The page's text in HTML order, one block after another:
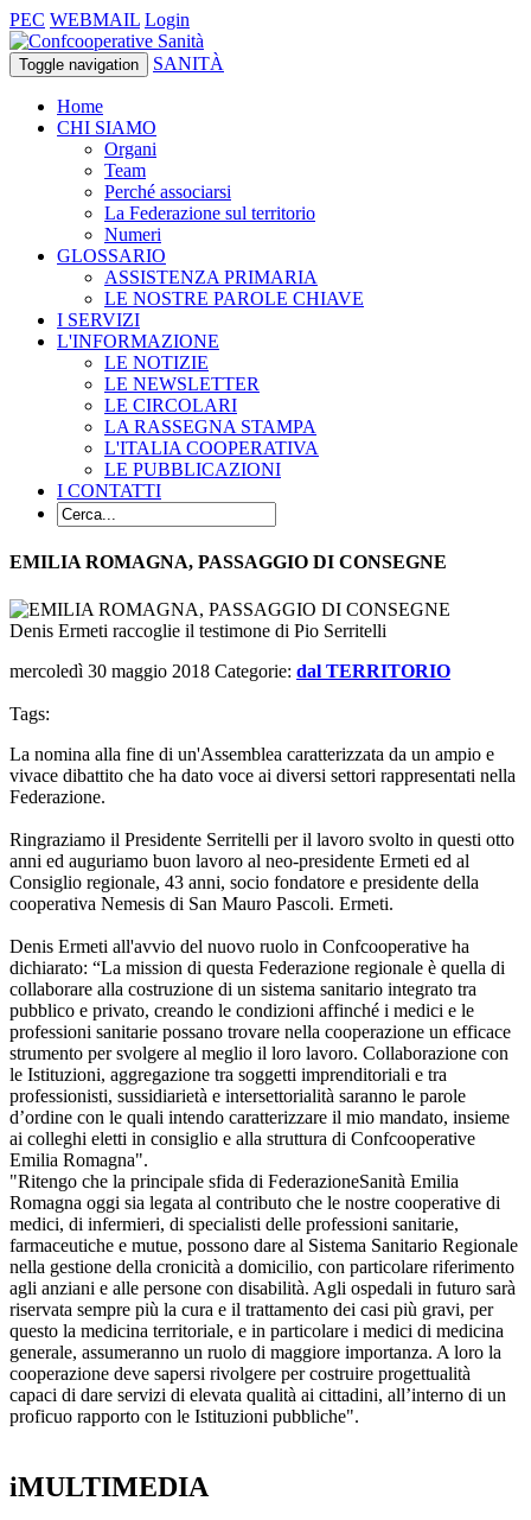
PEC WEBMAIL Login
Toggle navigation SANITÀ
Home
CHI SIAMO
Organi
Team
Perché associarsi
La Federazione sul territorio
Numeri
GLOSSARIO
ASSISTENZA PRIMARIA
LE NOSTRE PAROLE CHIAVE
I SERVIZI
L'INFORMAZIONE
LE NOTIZIE
LE NEWSLETTER
LE CIRCOLARI
LA RASSEGNA STAMPA
L'ITALIA COOPERATIVA
LE PUBBLICAZIONI
I CONTATTI
EMILIA ROMAGNA, PASSAGGIO DI CONSEGNE
Denis Ermeti raccoglie il testimone di Pio Serritelli
mercoledì 30 maggio 2018 Categorie: dal TERRITORIO
Tags:
La nomina alla fine di un'Assemblea caratterizzata da un ampio e
vivace dibattito che ha dato voce ai diversi settori rappresentati nella
Federazione.
Ringraziamo il Presidente Serritelli per il lavoro svolto in questi otto
anni ed auguriamo buon lavoro al neo-presidente Ermeti ed al
Consiglio regionale, 43 anni, socio fondatore e presidente della
cooperativa Nemesis di San Mauro Pascoli. Ermeti.
Denis Ermeti all'avvio del nuovo ruolo in Confcooperative ha
dichiarato: “La mission di questa Federazione regionale è quella di
collaborare alla costruzione di un sistema sanitario integrato tra
pubblico e privato, creando le condizioni affinché i medici e le
professioni sanitarie possano trovare nella cooperazione un efficace
strumento per svolgere al meglio il loro lavoro. Collaborazione con
le Istituzioni, aggregazione tra soggetti imprenditoriali e tra
professionisti, sussidiarietà e intersettorialità saranno le parole
d’ordine con le quali intendo caratterizzare il mio mandato, insieme
ai colleghi eletti in consiglio e alla struttura di Confcooperative
Emilia Romagna".
"Ritengo che la principale sfida di FederazioneSanità Emilia
Romagna oggi sia legata al contributo che le nostre cooperative di
medici, di infermieri, di specialisti delle professioni sanitarie,
farmaceutiche e mutue, possono dare al Sistema Sanitario Regionale
nella gestione della cronicità a domicilio, con particolare riferimento
agli anziani e alle persone con disabilità. Agli ospedali in futuro sarà
riservata sempre più la cura e il trattamento dei casi più gravi, per
questo la medicina territoriale, e in particolare i medici di medicina
generale, assumeranno un ruolo di maggiore importanza. A loro la
cooperazione deve sapersi rivolgere per costruire progettualità
capaci di dare servizi di elevata qualità ai cittadini, all’interno di un
proficuo rapporto con le Istituzioni pubbliche".
iMULTIMEDIA